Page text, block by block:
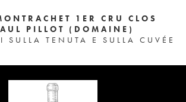
1ER CRU CLOS
PILLOT (DOMAINE)
TENUTA E SULLA CUVÉE